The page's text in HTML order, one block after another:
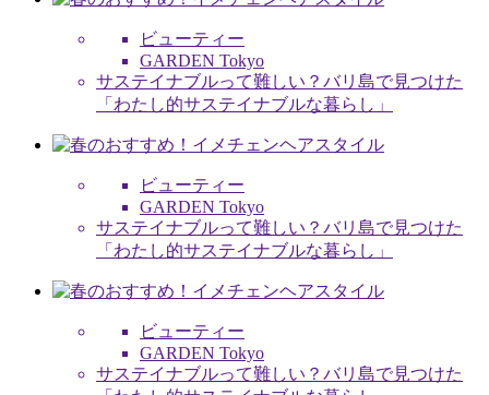
ビューティー
GARDEN Tokyo
サステイナブルって難しい？バリ島で見つけた
「わたし的サステイナブルな暮らし」
ビューティー
GARDEN Tokyo
サステイナブルって難しい？バリ島で見つけた
「わたし的サステイナブルな暮らし」
ビューティー
GARDEN Tokyo
サステイナブルって難しい？バリ島で見つけた